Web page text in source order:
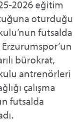
2026 eğitim
oturduğu
futsalda
Erzurumspor’un
bürokrat,
antrenörleri
çalışma
futsalda